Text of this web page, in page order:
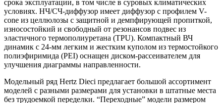
срока эксплуатации, в том числе в суровых климатических
условиях. НЧ/СЧ-диффузор имеет диффузор с профилем V-
cone из целлюлозы с защитной и демпфирующей пропиткой,
износостойкий и свободный от резонансов подвес из
эластичного термополиуретана (TPU). Компактный ВЧ
динамик с 24-мм легким и жестким куполом из термостойкого
полиэфиримида (PEI) оснащен диском-рассеивателем для
улучшения диаграммы направленности.
Модельный ряд Hertz Dieci предлагает большой ассортимент
моделей с разными размерами для установки в штатные места
без трудоемкой переделки. “Переходные” модели размером